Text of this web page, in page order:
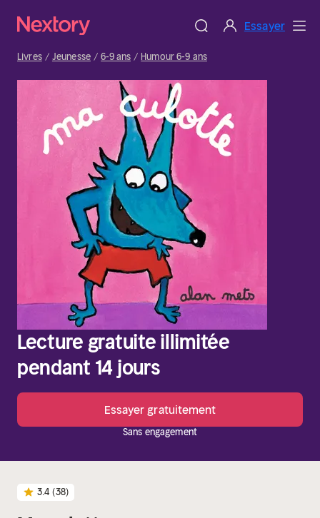
Essayer
Livres Jeunesse 6-9 ans Humour 6-9 ans
Lecture gratuite illimitée
pendant 14 jours
Essayer gratuitement
Sans engagement
3.4 (38)